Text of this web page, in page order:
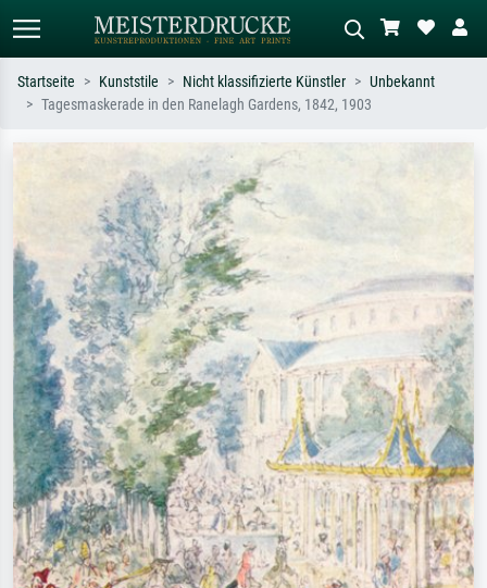
Suchen Sie nach Künstlern, Werktiteln
oder Stilen – z.B. Monet,
Sternennacht, Impressionismus, Welle
Hokusai, Akt.
Beschreiben Sie die Szene – z.B. Grüne
Wiese, Abstrakt mit viel Rot, Dunkles
Ölgemälde, Stehender Akt neben einem
Startseite Kunststile Nicht klassifizierte Künstler
Unbekannt
Tagesmaskerade in den Ranelagh Gardens, 1842, 1903